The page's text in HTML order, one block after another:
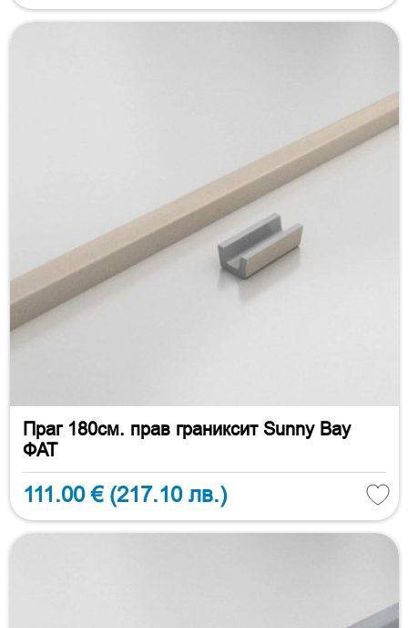
Праг 180см. прав граниксит Sunny Bay
ФАТ
111.00 € (217.10 лв.)